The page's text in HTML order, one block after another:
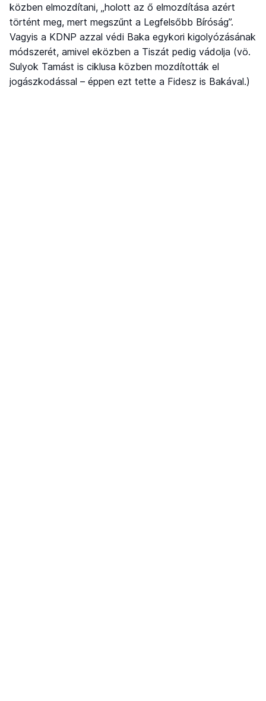
közben elmozdítani, „holott az ő elmozdítása azért
történt meg, mert megszűnt a Legfelsőbb Bíróság”.
Vagyis a KDNP azzal védi Baka egykori kigolyózásának
módszerét, amivel eközben a Tiszát pedig vádolja (vö.
Sulyok Tamást is ciklusa közben mozdították el
jogászkodással – éppen ezt tette a Fidesz is Bakával.)